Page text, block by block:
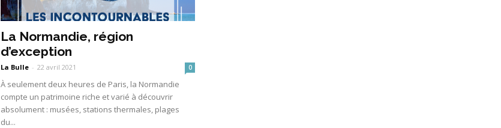
La Normandie, région
d’exception
La Bulle - 22 avril 2021 0
À seulement deux heures de Paris, la Normandie
compte un patrimoine riche et varié à découvrir
absolument : musées, stations thermales, plages
du...